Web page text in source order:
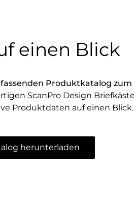
einen Blick
Produktkatalog zum
ScanPro Design
Produktdaten auf einen Blick.
herunterladen